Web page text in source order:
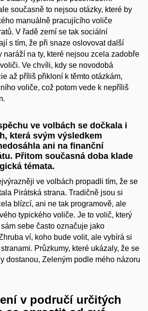
současně to nejsou otázky, které by
manuálně pracujícího voliče
V řadě zemí se tak sociální
s tím, že při snaze oslovovat další
naráží na ty, které nejsou zcela zadobře
Ve chvíli, kdy se novodobá
až příliš přikloní k těmto otázkám,
voliče, což potom vede k nepříliš
ve volbách se dočkala i
která svým výsledkem
ani na finanční
Přitom současná doba klade
témata.
ve volbách propadli tím, že se
Pirátská strana. Tradičně jsou si
blízcí, ani ne tak programově, ale
typického voliče. Je to volič, který
sebe často označuje jako
ví, koho bude volit, ale vybírá si
Průzkumy, které ukázaly, že se
dostanou, Zeleným podle mého názoru
v područí určitých